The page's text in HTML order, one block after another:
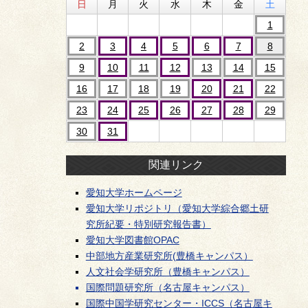
日 月 火 水 木 金
土
1
2
3 4 5 6 7
8
9
10 11 12 13 14
15
16
17 18 19 20 21
22
23
24 25 26 27 28
29
30
31
関連リンク
愛知大学ホームページ
愛知大学リポジトリ（愛知大学綜合郷土研
究所紀要・特別研究報告書）
愛知大学図書館OPAC
中部地方産業研究所(豊橋キャンパス）
人文社会学研究所（豊橋キャンパス）
国際問題研究所（名古屋キャンパス）
国際中国学研究センター・ICCS（名古屋キ